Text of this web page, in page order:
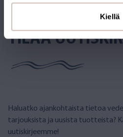
Kiellä
TILAA
Haluatko ajankohtaista tietoa
tarjouksista ja uusista tuotteista?
uutiskirjeemme!